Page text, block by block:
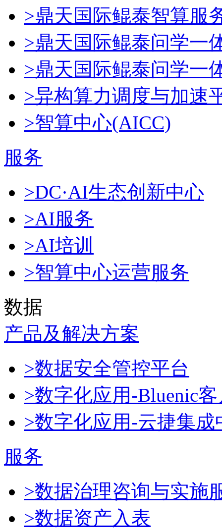
>鼎天国际鲲泰智算服
>鼎天国际鲲泰问学一
>鼎天国际鲲泰问学一
>异构算力调度与加速
>智算中心(AICC)
服务
>DC·AI生态创新中心
>AI服务
>AI培训
>智算中心运营服务
数据
产品及解决方案
>数据安全管控平台
>数字化应用-Bluenic
>数字化应用-云捷集成
服务
>数据治理咨询与实施
>数据资产入表